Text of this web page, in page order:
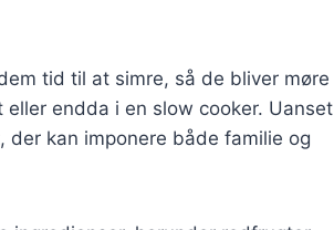
tid til at simre, så de bliver møre
endda i en slow cooker. Uanset
kan imponere både familie og